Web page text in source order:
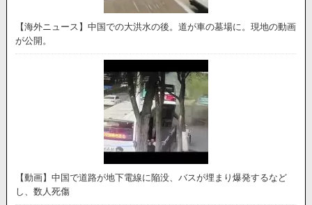
【海外ニュース】中国での大洪水の後。道が車の墓場に。現地の動画
が公開。
【動画】中国で道路が地下電線に陥没、バスが埋まり爆発するなど
し、数人死傷